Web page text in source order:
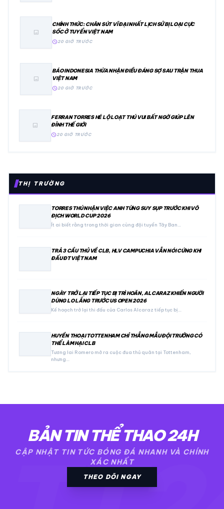
image
CHÍNH THỨC: CHÂN SÚT VĨ ĐẠI NHẤT LỊCH SỬ BỊ LOẠI CỰC
SỐC Ở TUYỂN VIỆT NAM
schedule20 GIỜ TRƯỚC
image
BÁO INDONESIA THỪA NHẬN ĐIỀU ĐÁNG SỢ SAU TRẬN THUA
VIỆT NAM
schedule20 GIỜ TRƯỚC
image
FERRAN TORRES HÉ LỘ LOẠT THÚ VUI BẤT NGỜ GIÚP LÊN
ĐỈNH THẾ GIỚI
schedule20 GIỜ TRƯỚC
THỊ TRƯỜNG
TORRES THÚ NHẬN VIỆC ANH TỪNG SUY SỤP TRƯỚC KHI VÔ
ĐỊCH WORLD CUP 2026
Ít ai biết rằng trong thời gian cùng đội tuyển Tây Ban…
TRẢ 3 CẦU THỦ VỀ CLB, HLV CAMPUCHIA VẪN NÓI CỨNG KHI
ĐẤU ĐT VIỆT NAM
NGÀY TRỞ LẠI TIẾP TỤC BỊ TRÌ HOÃN, ALCARAZ KHIẾN NGƯỜI
DÙNG LO LẮNG TRƯỚC US OPEN 2026
Kế hoạch trở lại thi đấu của Carlos Alcaraz tiếp tục bị…
HUYỀN THOẠI TOTTENHAM CHỈ THẲNG MẪU ĐỘI TRƯỞNG CÓ
THỂ LÀM HẠI CLB
Tương lai Romero mở ra cuộc đua thủ quân tại Tottenham,
nhưng…
BẢN TIN THỂ THAO 24H
CẬP NHẬT TIN TỨC BÓNG ĐÁ NHANH VÀ CHÍNH
XÁC NHẤT
THEO DÕI NGAY